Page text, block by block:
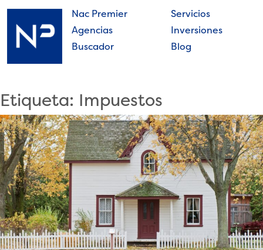
Skip
content
Nac Premier
Agencias
Buscador
Servicios
Inversiones
Blog
Etiqueta: Impuestos